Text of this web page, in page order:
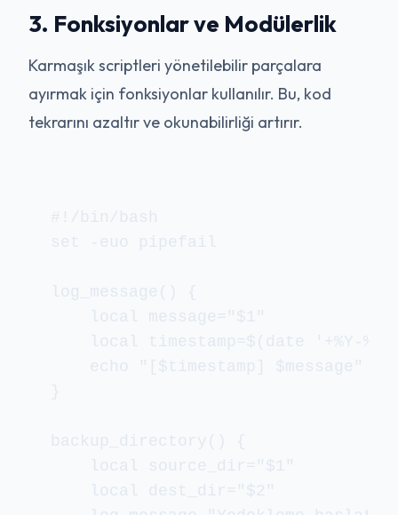
3. Fonksiyonlar ve Modülerlik
Karmaşık scriptleri yönetilebilir parçalara
ayırmak için fonksiyonlar kullanılır. Bu, kod
tekrarını azaltır ve okunabilirliği artırır.